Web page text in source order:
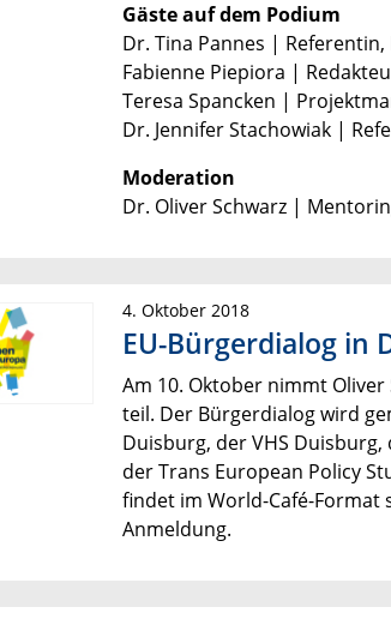
Gäste auf dem Podium
Dr. Tina Pannes |
Fabienne Piepiora |
Teresa Spancken |
Dr. Jennifer Stachowiak |
Moderation
Dr. Oliver Schwarz |
4. Oktober 2018
EU-Bürgerdialog in
Am 10. Oktober nimmt
teil. Der Bürgerdialog wird
Duisburg, der VHS
der Trans European Policy
findet im World-Café-
Anmeldung.